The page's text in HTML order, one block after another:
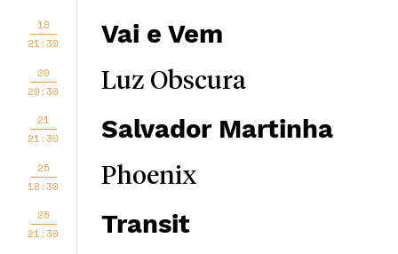
18
21:30
Vai e Vem
20
20:30
Luz Obscura
21
21:30
Salvador Martinha
25
18:30
Phoenix
25
21:30
Transit